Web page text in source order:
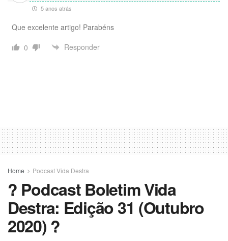
5 anos atrás
Que excelente artigo! Parabéns
0
Responder
Home Podcast Vida Destra
? Podcast Boletim Vida
Destra: Edição 31 (Outubro
2020) ?